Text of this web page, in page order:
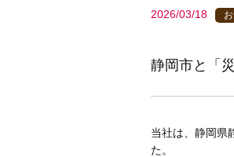
2026/03/18
静岡市と「
当社は、静岡県
た。